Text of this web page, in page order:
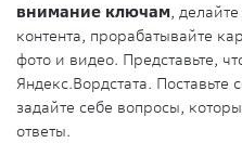
внимание ключам,
контента, прорабатывайте
фото и видео. Представьте,
Яндекс.Вордстата. Поставьте
задайте себе вопросы,
ответы.